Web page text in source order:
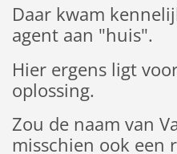
Daar kwam
agent aan "huis".
Hier ergens ligt
oplossing.
Zou de naam van
misschien ook een